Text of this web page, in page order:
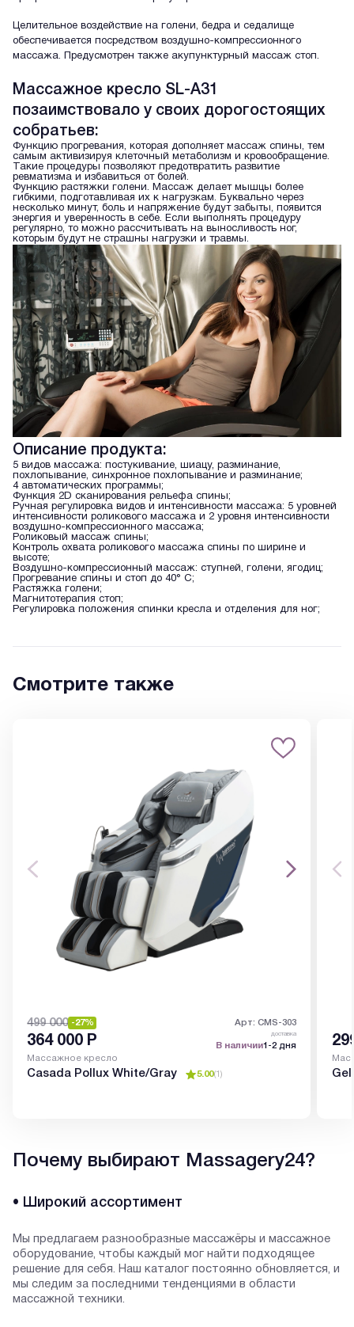
Целительное воздействие на голени, бедра и седалище
обеспечивается посредством воздушно-компрессионного
массажа. Предусмотрен также акупунктурный массаж стоп.
Массажное кресло SL-A31
позаимствовало у своих дорогостоящих
собратьев:
Функцию прогревания, которая дополняет массаж спины, тем
самым активизируя клеточный метаболизм и кровообращение.
Такие процедуры позволяют предотвратить развитие
ревматизма и избавиться от болей.
Функцию растяжки голени. Массаж делает мышцы более
гибкими, подготавливая их к нагрузкам. Буквально через
несколько минут, боль и напряжение будут забыты, появится
энергия и уверенность в себе. Если выполнять процедуру
регулярно, то можно рассчитывать на выносливость ног,
которым будут не страшны нагрузки и травмы.
Описание продукта:
5 видов массажа: постукивание, шиацу, разминание,
похлопывание, синхронное похлопывание и разминание;
4 автоматических программы;
Функция 2D сканирования рельефа спины;
Ручная регулировка видов и интенсивности массажа: 5 уровней
интенсивности роликового массажа и 2 уровня интенсивности
воздушно-компрессионного массажа;
Роликовый массаж спины;
Контроль охвата роликового массажа спины по ширине и
высоте;
Воздушно-компрессионный массаж: ступней, голени, ягодиц;
Прогревание спины и стоп до 40° С;
Растяжка голени;
Магнитотерапия стоп;
Регулировка положения спинки кресла и отделения для ног;
Смотрите также
499 000 -27% Арт: CMS-303
364 000 Р доставка
В наличии1-2 дня
Массажное кресло
Casada Pollux White/Gray 5.00(1)
Почему выбирают Massagery24?
• Широкий ассортимент
Мы предлагаем разнообразные массажёры и массажное
оборудование, чтобы каждый мог найти подходящее
решение для себя. Наш каталог постоянно обновляется, и
мы следим за последними тенденциями в области
массажной техники.